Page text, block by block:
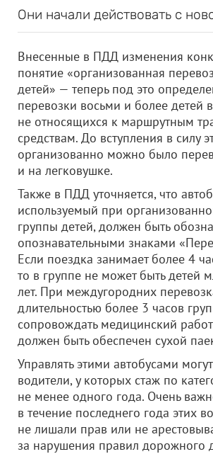
Они начали действовать с
Внесенные в ПДД изменения
понятие «организованная
детей» — теперь под это
перевозки восьми и более детей
не относящихся к маршрутным
средствам. До вступления в силу
организованно можно было
и на легковушке.
Также в ПДД уточняется, что
используемый при
группы детей, должен быть
опознавательными знаками
Если поездка занимает более 4
то в группе не может быть детей
лет. При междугородних
длительностью более 3 часов
сопровождать медицинский
должен быть обеспечен сухой
Управлять этими автобусами
водители, у которых стаж по
не менее одного года. Очень
в течение последнего года этих
не лишали прав или не
за нарушения правил дорожного